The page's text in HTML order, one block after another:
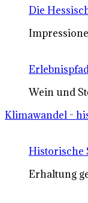
Die
Wein und
Klimawandel -
Historische
Erhaltung